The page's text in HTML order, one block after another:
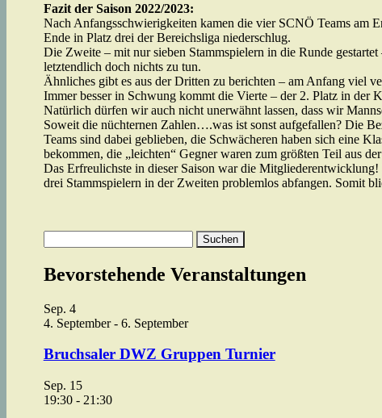
Fazit der Saison 2022/2023:
Nach Anfangsschwierigkeiten kamen die vier SCNÖ Teams am
Ende in Platz drei der Bereichsliga niederschlug.
Die Zweite – mit nur sieben Stammspielern in die Runde
letztendlich doch nichts zu tun.
Ähnliches gibt es aus der Dritten zu berichten – am Anfang viel
Immer besser in Schwung kommt die Vierte – der 2. Platz in der
Natürlich dürfen wir auch nicht unerwähnt lassen, dass wir
Soweit die nüchternen Zahlen….was ist sonst aufgefallen? Die
Teams sind dabei geblieben, die Schwächeren haben sich eine
bekommen, die „leichten“ Gegner waren zum größten Teil aus
Das Erfreulichste in dieser Saison war die
drei Stammspielern in der Zweiten problemlos abfangen. Somit
nach:
Bevorstehende Veranstaltungen
Sep. 4
4. September- 6. September
Bruchsaler DWZ Gruppen Turnier
Sep. 15
19:30- 21:30